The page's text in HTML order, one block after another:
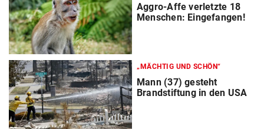
Aggro-Affe verletzte 18
Menschen: Eingefangen!
„MÄCHTIG UND SCHÖN“
Mann (37) gesteht
Brandstiftung in den USA